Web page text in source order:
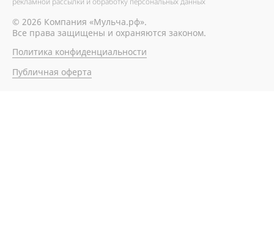
© 2026 Компания «Мульча.рф».
Все права защищены и охраняются законом.
Политика конфиденциальности
Публичная оферта